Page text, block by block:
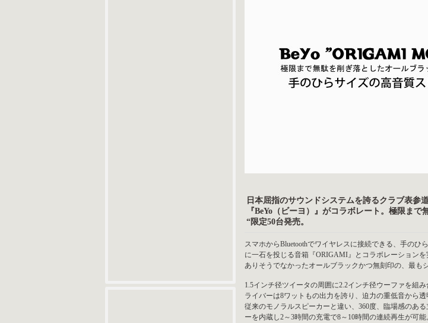
日本屈指のサウンドシステムを誇るクラブ表
『BeYo（ビーヨ）』がコラボレート。極限ま
“限定50台発売。
スマホからBluetoothでワイヤレスに接続できる、手の
に一石を投じる音箱『ORIGAMI』とコラボレーションを
ありそうでなかったオールブラックかつ無刻印の、最も
1.5インチ径ツイータの周囲に2.2インチ径ウーファを組
ライバーは8ワットもの出力を誇り、迫力の重低音から
従来のモノラルスピーカーと違い、360度、臨場感のあ
ーを内蔵し2～3時間の充電で8～10時間の連続再生が可能